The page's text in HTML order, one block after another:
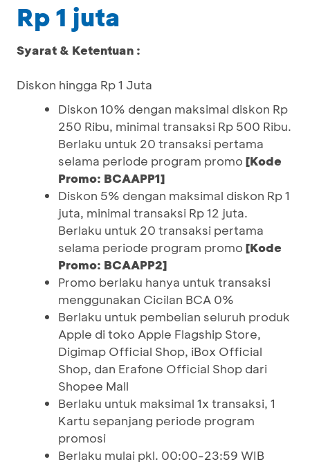
Rp 1 juta
Syarat & Ketentuan :
Diskon hingga Rp 1 Juta
Diskon 10% dengan maksimal diskon Rp
250 Ribu, minimal transaksi Rp 500 Ribu.
Berlaku untuk 20 transaksi pertama
selama periode program promo [Kode
Promo: BCAAPP1]
Diskon 5% dengan maksimal diskon Rp 1
juta, minimal transaksi Rp 12 juta.
Berlaku untuk 20 transaksi pertama
selama periode program promo [Kode
Promo: BCAAPP2]
Promo berlaku hanya untuk transaksi
menggunakan Cicilan BCA 0%
Berlaku untuk pembelian seluruh produk
Apple di toko Apple Flagship Store,
Digimap Official Shop, iBox Official
Shop, dan Erafone Official Shop dari
Shopee Mall
Berlaku untuk maksimal 1x transaksi, 1
Kartu sepanjang periode program
promosi
Berlaku mulai pkl. 00:00-23:59 WIB